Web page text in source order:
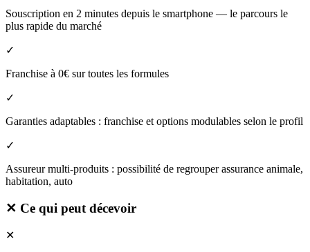
Souscription en 2 minutes depuis le smartphone — le parcours le
plus rapide du marché
✓
Franchise à 0€ sur toutes les formules
✓
Garanties adaptables : franchise et options modulables selon le profil
✓
Assureur multi-produits : possibilité de regrouper assurance animale,
habitation, auto
✕ Ce qui peut décevoir
✕